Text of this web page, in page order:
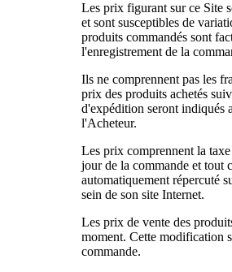
Les prix figurant sur ce Site
et sont susceptibles de
produits commandés sont
l'enregistrement de la
Ils ne comprennent pas les
prix des produits achetés
d'expédition seront indiqués
l'Acheteur.
Les prix comprennent la
jour de la commande et tout
automatiquement répercuté
sein de son site Internet.
Les prix de vente des
moment. Cette modification
commande.